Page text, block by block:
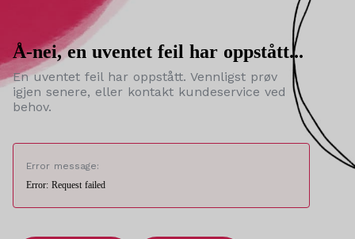
Å-nei, en uventet feil har oppstått...
En uventet feil har oppstått. Vennligst prøv
igjen senere, eller kontakt kundeservice ved
behov.
Error message:
Error: Request failed